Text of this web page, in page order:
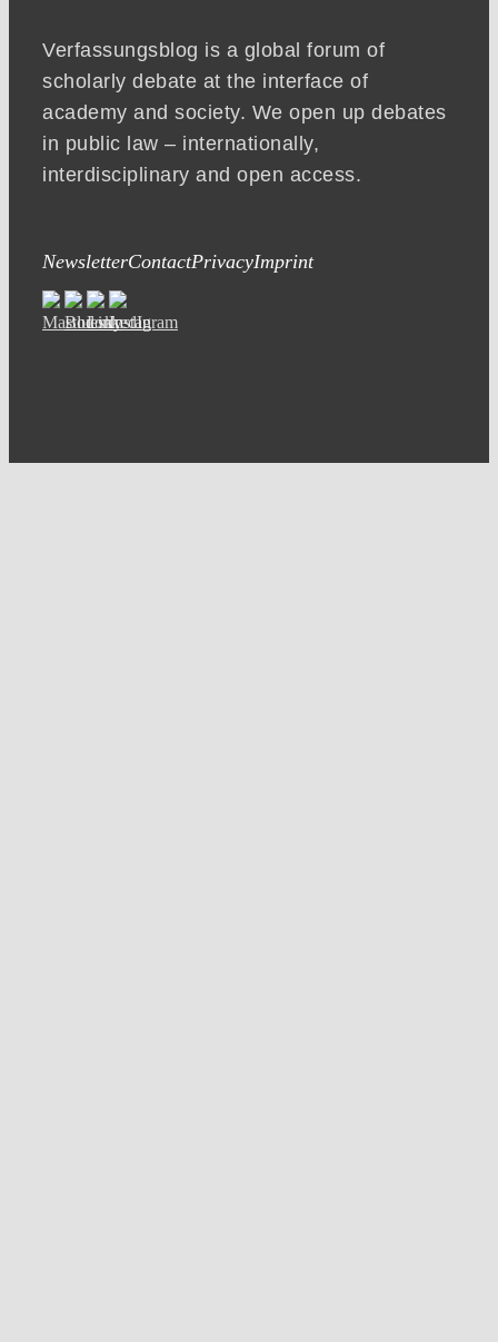
Verfassungsblog is a global forum of
scholarly debate at the interface of
academy and society. We open up debates
in public law – internationally,
interdisciplinary and open access.
NewsletterContactPrivacyImprint